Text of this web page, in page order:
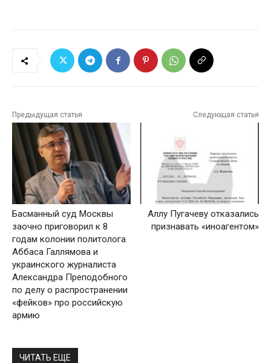
Предыдущая статья
Басманный суд Москвы
заочно приговорил к 8
годам колонии политолога
Аббаса Галлямова и
украинского журналиста
Александра Преподобного
по делу о распространении
«фейков» про российскую
армию
Следующая статья
Аллу Пугачеву отказались
признавать «иноагентом»
ЧИТАТЬ ЕЩЕ